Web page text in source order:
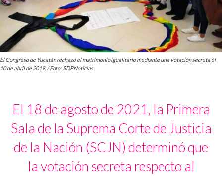
El Congreso de Yucatán rechazó el matrimonio igualitario mediante una votación secreta el
10 de abril de 2019. / Foto: SDPNoticias
El 18 de agosto de 2021, la Primera
Sala de la Suprema Corte de Justicia
de la Nación (SCJN) determinó que
la votación secreta respecto al